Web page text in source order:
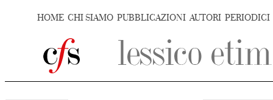
HOME CHI SIAMO PUBBLICAZIONI AUTORI PERIODICI